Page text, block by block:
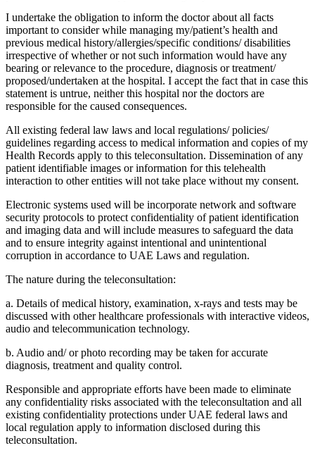
I undertake the obligation to inform the doctor about all facts
important to consider while managing my/patient’s health and
previous medical history/allergies/specific conditions/ disabilities
irrespective of whether or not such information would have any
bearing or relevance to the procedure, diagnosis or treatment/
proposed/undertaken at the hospital. I accept the fact that in case this
statement is untrue, neither this hospital nor the doctors are
responsible for the caused consequences.
All existing federal law laws and local regulations/ policies/
guidelines regarding access to medical information and copies of my
Health Records apply to this teleconsultation. Dissemination of any
patient identifiable images or information for this telehealth
interaction to other entities will not take place without my consent.
Electronic systems used will be incorporate network and software
security protocols to protect confidentiality of patient identification
and imaging data and will include measures to safeguard the data
and to ensure integrity against intentional and unintentional
corruption in accordance to UAE Laws and regulation.
The nature during the teleconsultation:
a. Details of medical history, examination, x-rays and tests may be
discussed with other healthcare professionals with interactive videos,
audio and telecommunication technology.
b. Audio and/ or photo recording may be taken for accurate
diagnosis, treatment and quality control.
Responsible and appropriate efforts have been made to eliminate
any confidentiality risks associated with the teleconsultation and all
existing confidentiality protections under UAE federal laws and
local regulation apply to information disclosed during this
teleconsultation.